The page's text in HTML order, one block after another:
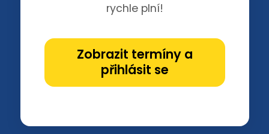
rychle plní!
Zobrazit termíny a
přihlásit se